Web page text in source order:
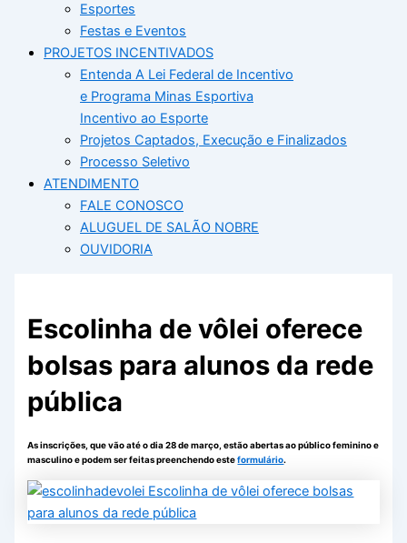
Esportes
Festas e Eventos
PROJETOS INCENTIVADOS
Entenda A Lei Federal de Incentivo
e Programa Minas Esportiva
Incentivo ao Esporte
Projetos Captados, Execução e Finalizados
Processo Seletivo
ATENDIMENTO
FALE CONOSCO
ALUGUEL DE SALÃO NOBRE
OUVIDORIA
Escolinha de vôlei oferece
bolsas para alunos da rede
pública
As inscrições, que vão até o dia 28 de março, estão abertas ao público feminino e
masculino e podem ser feitas preenchendo esteformulário.